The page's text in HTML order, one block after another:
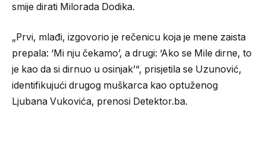
smije dirati Milorada Dodika.
„Prvi, mlađi, izgovorio je rečenicu koja je mene zaista
prepala: ‘Mi nju čekamo’, a drugi: ‘Ako se Mile dirne, to
je kao da si dirnuo u osinjak’“, prisjetila se Uzunović,
identifikujući drugog muškarca kao optuženog
Ljubana Vukovića, prenosi Detektor.ba.